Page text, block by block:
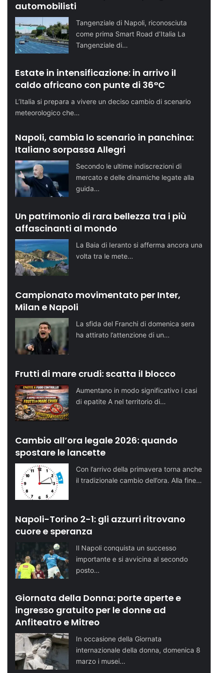
automobilisti
Tangenziale di Napoli, riconosciuta
come prima Smart Road d’Italia La
Tangenziale di…
Estate in intensificazione: in arrivo il
caldo africano con punte di 36°C
L’Italia si prepara a vivere un deciso cambio di scenario
meteorologico che…
Napoli, cambia lo scenario in panchina:
Italiano sorpassa Allegri
Secondo le ultime indiscrezioni di
mercato e delle dinamiche legate alla
guida…
Un patrimonio di rara bellezza tra i più
affascinanti al mondo
La Baia di Ieranto si afferma ancora una
volta tra le mete…
Campionato movimentato per Inter,
Milan e Napoli
La sfida del Franchi di domenica sera
ha attirato l’attenzione di un…
Frutti di mare crudi: scatta il blocco
Aumentano in modo significativo i casi
di epatite A nel territorio di…
Cambio all’ora legale 2026: quando
spostare le lancette
Con l’arrivo della primavera torna anche
il tradizionale cambio dell’ora. Alla fine…
Napoli-Torino 2-1: gli azzurri ritrovano
cuore e speranza
Il Napoli conquista un successo
importante e si avvicina al secondo
posto…
Giornata della Donna: porte aperte e
ingresso gratuito per le donne ad
Anfiteatro e Mitreo
In occasione della Giornata
internazionale della donna, domenica 8
marzo i musei…